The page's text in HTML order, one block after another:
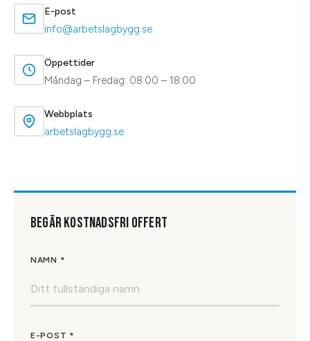
E-post
info@arbetslagbygg.se
Öppettider
Måndag – Fredag: 08:00 – 18:00
Webbplats
arbetslagbygg.se
BEGÄR KOSTNADSFRI OFFERT
NAMN *
E-POST *